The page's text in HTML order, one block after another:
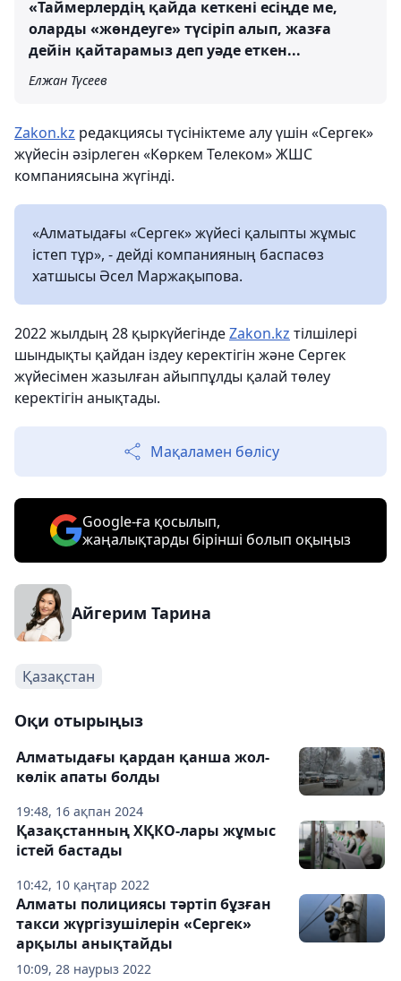
«Таймерлердің қайда кеткені есіңде ме,
оларды «жөндеуге» түсіріп алып, жазға
дейін қайтарамыз деп уәде еткен...
Елжан Түсеев
Zakon.kz редакциясы түсініктеме алу үшін «Сергек»
жүйесін әзірлеген «Көркем Телеком» ЖШС
компаниясына жүгінді.
«Алматыдағы «Сергек» жүйесі қалыпты жұмыс
істеп тұр», - дейді компанияның баспасөз
хатшысы Әсел Маржақыпова.
2022 жылдың 28 қыркүйегіндеZakon.kz тілшілері
шындықты қайдан іздеу керектігін және Сергек
жүйесімен жазылған айыппұлды қалай төлеу
керектігін анықтады.
Мақаламен бөлісу
Google-ға қосылып,
жаңалықтарды бірінші болып оқыңыз
Айгерим Тарина
Қазақстан
Оқи отырыңыз
19:48, 16 ақпан 2024
Алматыдағы қардан қанша жол-
көлік апаты болды
10:42, 10 қаңтар 2022
Қазақстанның ХҚКО-лары жұмыс
істей бастады
10:09, 28 наурыз 2022
Алматы полициясы тәртіп бұзған
такси жүргізушілерін «Сергек»
арқылы анықтайды